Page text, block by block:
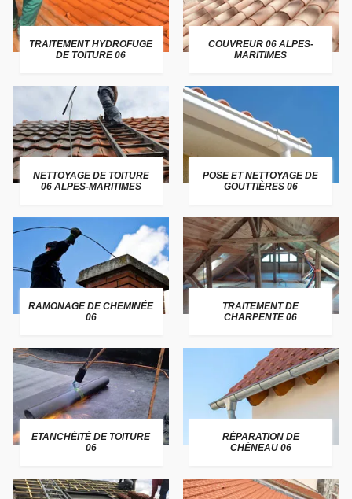
TRAITEMENT HYDROFUGE
DE TOITURE 06
COUVREUR 06 ALPES-
MARITIMES
NETTOYAGE DE TOITURE
06 ALPES-MARITIMES
POSE ET NETTOYAGE DE
GOUTTIÈRES 06
RAMONAGE DE CHEMINÉE
06
TRAITEMENT DE
CHARPENTE 06
ETANCHÉITÉ DE TOITURE
06
RÉPARATION DE
CHÉNEAU 06